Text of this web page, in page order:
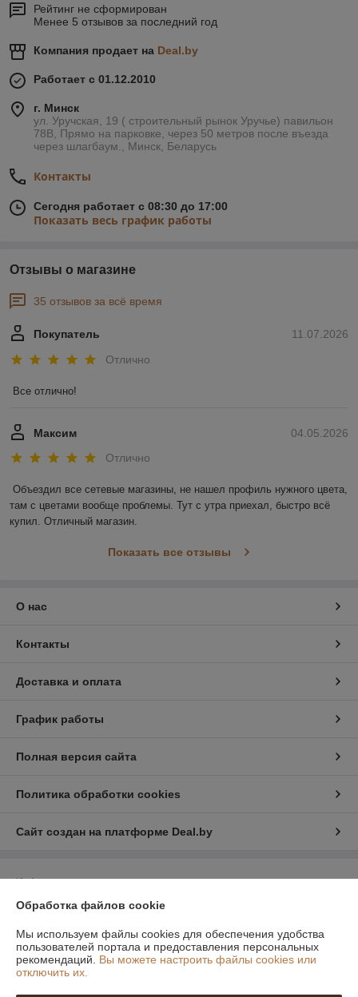
Рейтинг не сформирован
Менее 5 отзывов за последний год
Компания продает на Deal.by
Работает с 01.12.2010
г. Минск
ул. Уручская, 19 ( строительный рынок Уручье) павильон
78В, Прямо на парковке, через 50 метров после въезда
через шлагбаум., Минск, Беларусь
Контакты
Сегодня работает с 08:30 до 17:00
Показать весь график работы
Отзывы о магазине
35 отзывов за всё время
11.07.2026
Покупатель
Отлично
Все отлично!
04.05.2026
Максим
Отлично
Объездил все сетевые магазины, не нашел профиль нужного цвета,
там с цветами вообще проблемы. Тут с утра приехал, быстро всё
купил. Отличный магазин.
Показать все отзывы
О нас
Контакты
Доставка и оплата
График работы
Полная версия сайта
Политика обработки cookies
Сайт создан на платформе Deal.by
Информация для покупателя
Юридическое лицо:Общество с ограниченной ответственностью
МИнская область, Смолевичский район, аг. Слобода, ул Машерова, 33 -
6
Регистрационный номер ЕГР: 693305155
УНП: 693305155
Обработка файлов cookie
Мы используем файлы cookies для обеспечения удобства
пользователей портала и предоставления персональных
рекомендаций. Вы можете настроить файлы cookies или
отключить их.